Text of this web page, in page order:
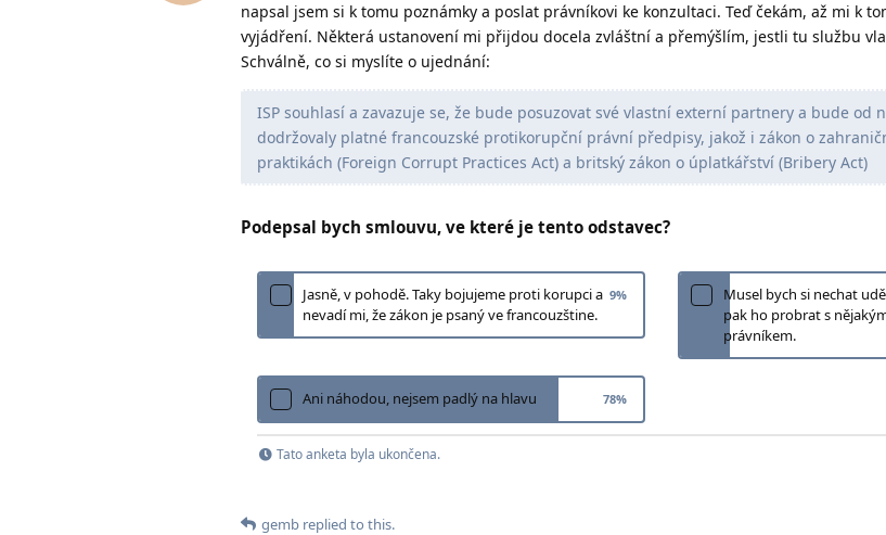
napsal jsem si k tomu poznámky a poslat právníkovi ke konzultaci. Teď čekám, až mi k
vyjádření. Některá ustanovení mi přijdou docela zvláštní a přemýšlím, jestli tu službu
Schválně, co si myslíte o ujednání:
ISP souhlasí a zavazuje se, že bude posuzovat své vlastní externí partnery a bude od
dodržovaly platné francouzské protikorupční právní předpisy, jakož i zákon o
praktikách (Foreign Corrupt Practices Act) a britský zákon o úplatkářství (Bribery Act)
Podepsal bych smlouvu, ve které je tento odstavec?
Jasně, v pohodě. Taky bojujeme proti korupci a
nevadí mi, že zákon je psaný ve francouzštine.
9%
Musel bych si nechat
pak ho probrat s
právníkem.
Ani náhodou, nejsem padlý na hlavu 78%
Tato anketa byla ukončena.
gemb replied to this.